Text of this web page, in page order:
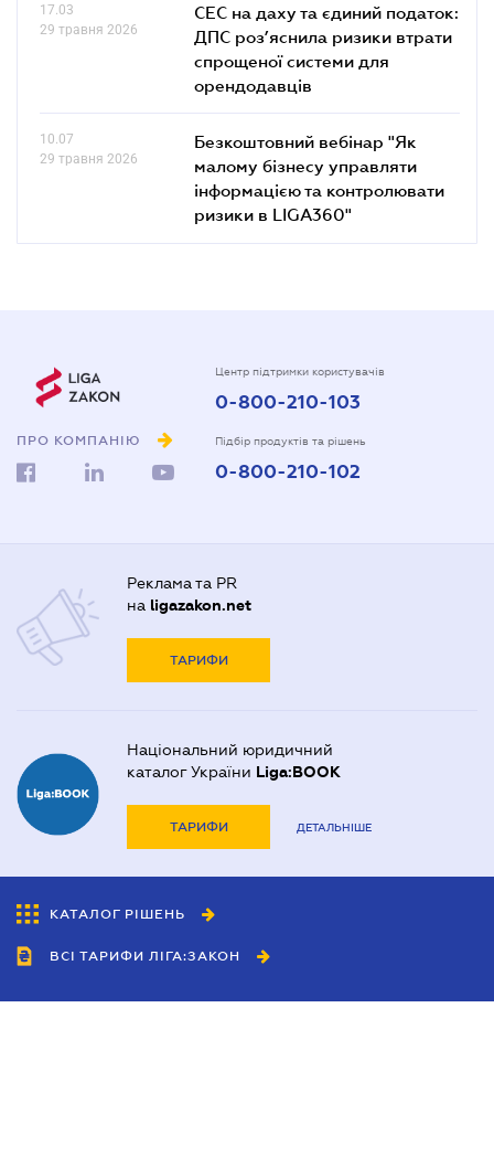
17.03
29 травня 2026
СЕС на даху та єдиний податок:
ДПС роз’яснила ризики втрати
спрощеної системи для
орендодавців
10.07
29 травня 2026
Безкоштовний вебінар "Як
малому бізнесу управляти
інформацією та контролювати
ризики в LIGA360"
ПРО КОМПАНІЮ
Центр підтримки користувачів
0-800-210-103
Підбір продуктів та рішень
0-800-210-102
Реклама та PR
на ligazakon.net
ТАРИФИ
Національний юридичний
каталог України Liga:BOOK
ТАРИФИ ДЕТАЛЬНІШЕ
КАТАЛОГ РІШЕНЬ
ВСІ ТАРИФИ ЛІГА:ЗАКОН